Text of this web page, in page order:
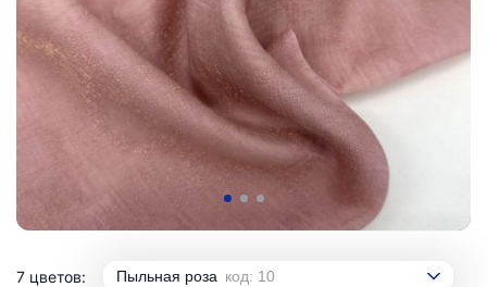
7 цветов: Пыльная роза код: 10